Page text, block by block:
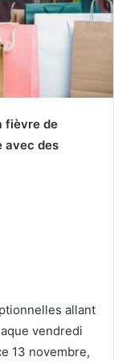
fièvre de
avec des
allant
vendredi
13 novembre,